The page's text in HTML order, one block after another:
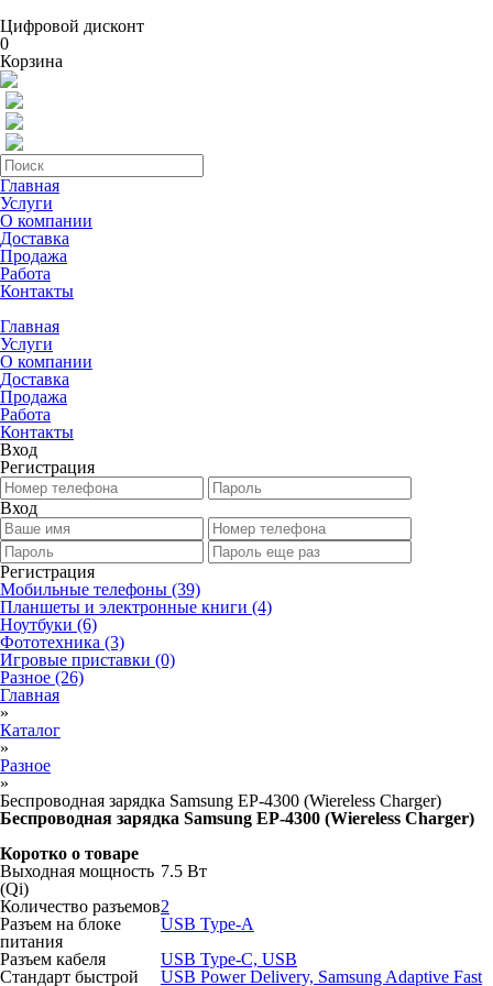
Цифровой дисконт
0
Корзина
Главная
Услуги
О компании
Доставка
Продажа
Работа
Контакты
Главная
Услуги
О компании
Доставка
Продажа
Работа
Контакты
Вход
Регистрация
Вход
Регистрация
Мобильные телефоны (39)
Планшеты и электронные книги (4)
Ноутбуки (6)
Фототехника (3)
Игровые приставки (0)
Разное (26)
Главная
»
Каталог
»
Разное
»
Беспроводная зарядка Samsung EP-4300 (Wiereless Charger)
Беспроводная зарядка Samsung EP-4300 (Wiereless Charger)
Коротко о товаре
Выходная мощность
(Qi)
7.5 Вт
Количество разъемов2
Разъем на блоке
питания
USB Type-A
Разъем кабеля
USB Type-C, USB
Стандарт быстрой
USB Power Delivery, Samsung Adaptive Fast